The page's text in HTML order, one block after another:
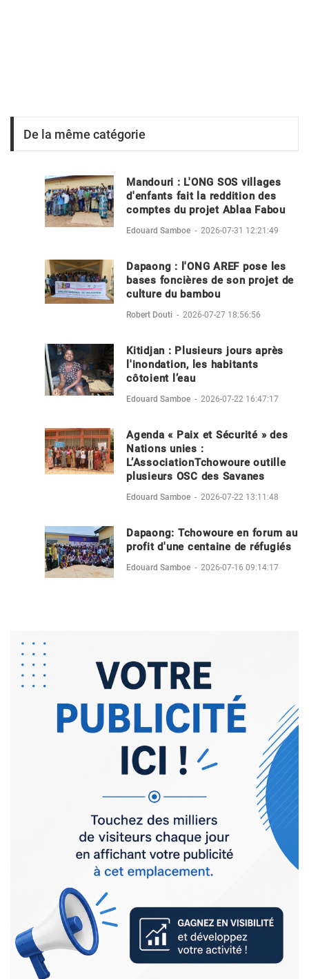
De la même catégorie
Mandouri : L'ONG SOS villages
d'enfants fait la reddition des
comptes du projet Ablaa Fabou
Edouard Samboe - 2026-07-31 12:21:49
Dapaong : l'ONG AREF pose les
bases foncières de son projet de
culture du bambou
Robert Douti - 2026-07-27 18:56:56
Kitidjan : Plusieurs jours après
l'inondation, les habitants
côtoient l’eau
Edouard Samboe - 2026-07-22 16:47:17
Agenda « Paix et Sécurité » des
Nations unies :
L’AssociationTchowoure outille
plusieurs OSC des Savanes
Edouard Samboe - 2026-07-22 13:11:48
Dapaong: Tchowoure en forum au
profit d'une centaine de réfugiés
Edouard Samboe - 2026-07-16 09:14:17